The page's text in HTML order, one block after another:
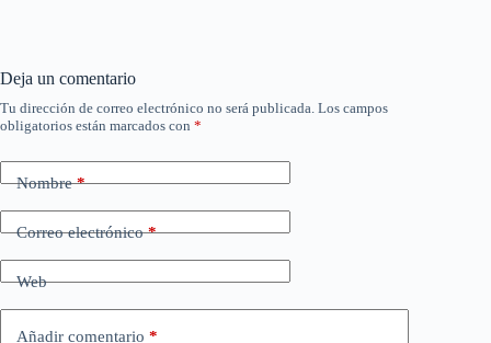
Deja un comentario
Tu dirección de correo electrónico no será publicada. Los campos
obligatorios están marcados con *
Nombre*
Correo electrónico*
Web
Añadir comentario *